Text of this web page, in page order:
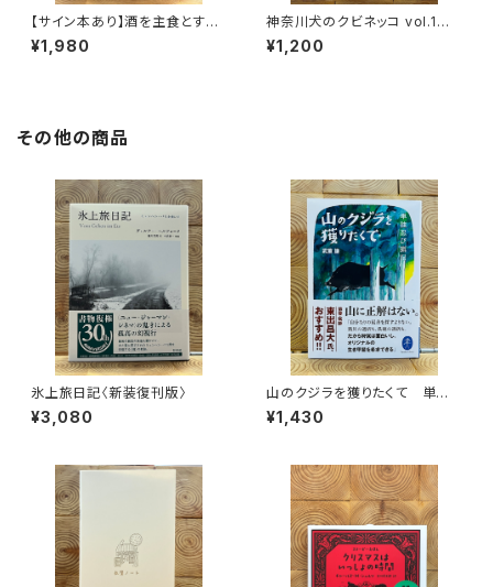
【サイン本あり】酒を主食とする
人々 エチオピアの科学的秘境
を旅する
¥1,980
神奈川犬のクビネッコ vol.1
特集：大和と異国
¥1,200
その他の商品
氷上旅日記〈新装復刊版〉
¥3,080
山のクジラを獲りたくて 単独
忍び猟記（文庫版）
¥1,430